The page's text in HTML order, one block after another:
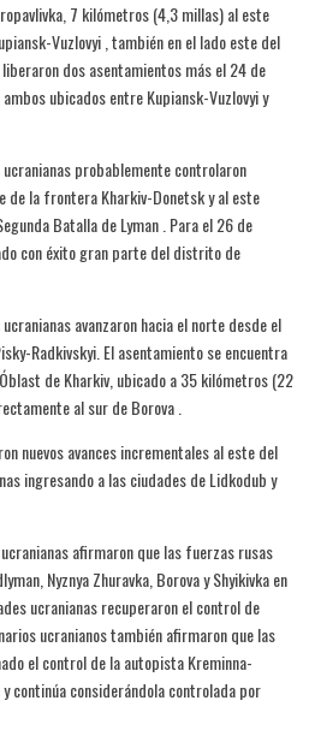
7 kilómetros (4,3 millas) al este
Vuzlovyi , también en el lado este del
dos asentamientos más el 24 de
ubicados entre Kupiansk-Vuzlovyi y
probablemente controlaron
de la frontera Kharkiv-Donetsk y al este
Batalla de Lyman . Para el 26 de
con éxito gran parte del distrito de
avanzaron hacia el norte desde el
Radkivskyi. El asentamiento se encuentra
de Kharkiv, ubicado a 35 kilómetros (22
al sur de Borova .
nuevos avances incrementales al este del
ingresando a las ciudades de Lidkodub y
afirmaron que las fuerzas rusas
Nyznya Zhuravka, Borova y Shyikivka en
ucranianas recuperaron el control de
ucranianos también afirmaron que las
el control de la autopista Kreminna-
y continúa considerándola controlada por